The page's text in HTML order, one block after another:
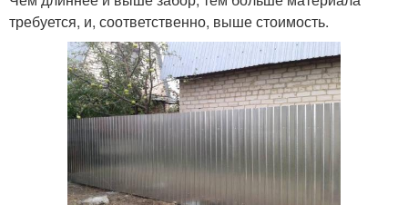
требуется, и, соответственно, выше стоимость.